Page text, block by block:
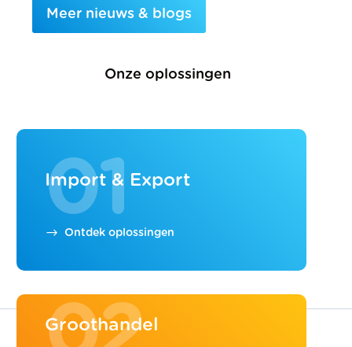
Meer nieuws & blogs
Onze oplossingen
Import & Export
01
Ontdek oplossingen
Groothandel